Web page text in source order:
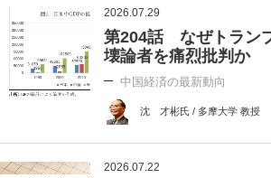
2026.07.29
第204話 なぜトラン
壊論者を痛烈批判か
中国経済の最新動向
沈 才彬氏 / 多摩大学 教授
2026.07.22